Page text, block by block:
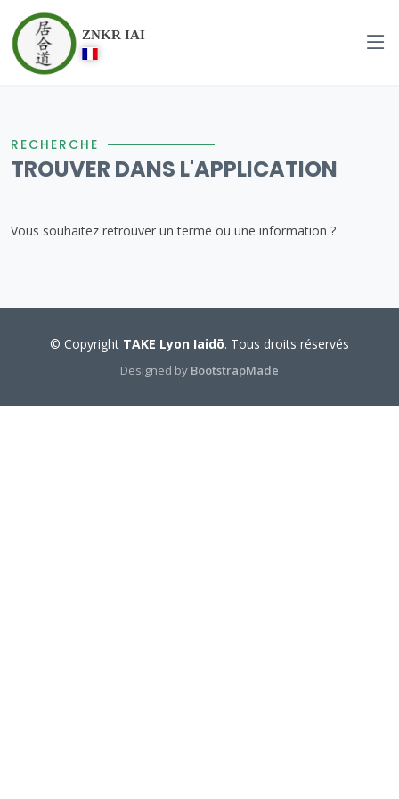
ZNKR IAI
RECHERCHE
TROUVER DANS L'APPLICATION
Vous souhaitez retrouver un terme ou une information ?
© Copyright TAKE Lyon Iaidō. Tous droits réservés
Designed by BootstrapMade